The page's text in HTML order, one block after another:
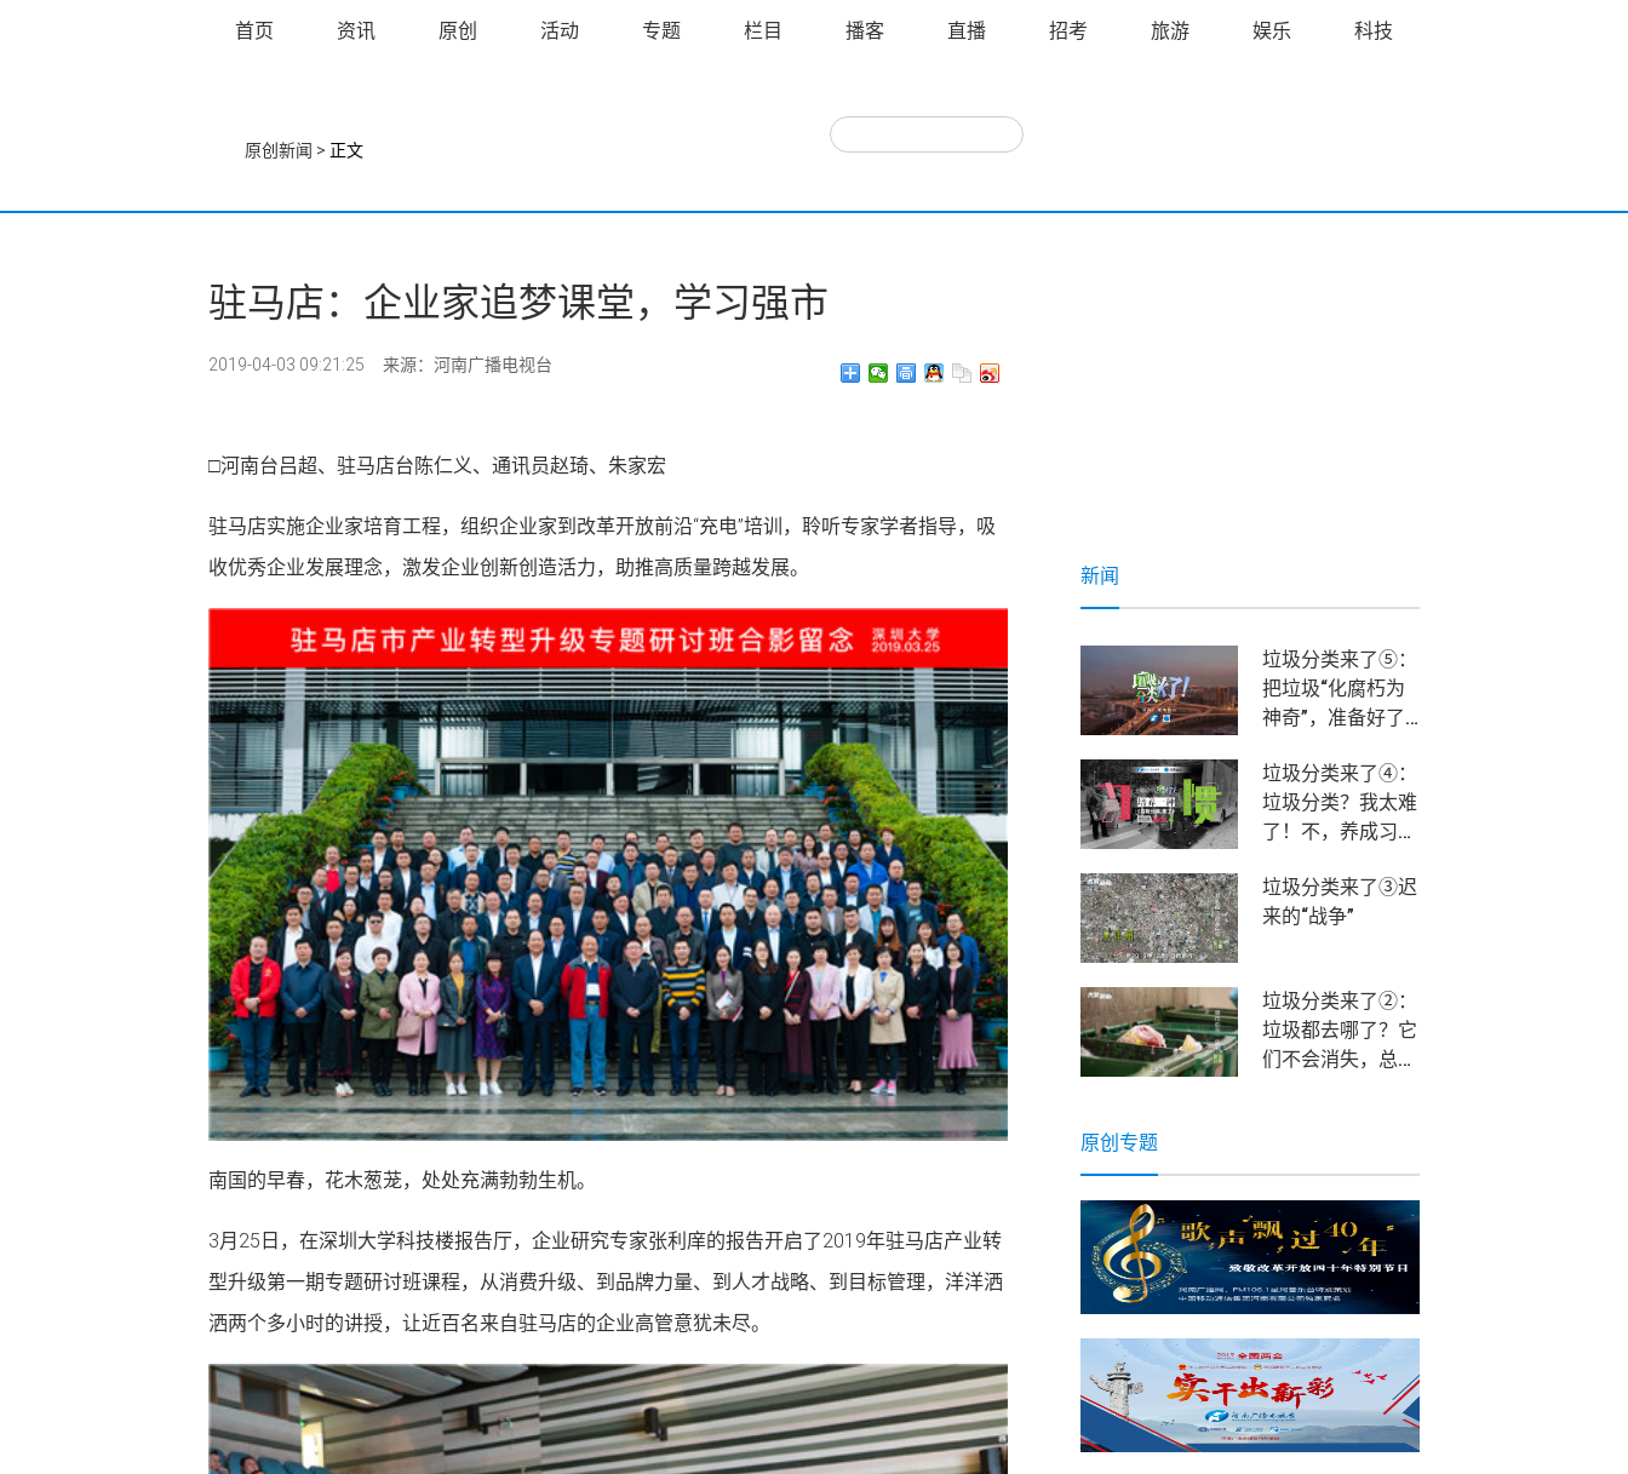
首页 资讯 原创 活动 专题 栏目 播客 直播 招考 旅游 娱乐 科技
原创新闻 > 正文
驻马店：企业家追梦课堂，学习强市
2019-04-03 09:21:25 来源：河南广播电视台
□河南台吕超、驻马店台陈仁义、通讯员赵琦、朱家宏
驻马店实施企业家培育工程，组织企业家到改革开放前沿“充电”培训，聆听专家学者指导，吸
收优秀企业发展理念，激发企业创新创造活力，助推高质量跨越发展。
南国的早春，花木葱茏，处处充满勃勃生机。
3月25日，在深圳大学科技楼报告厅，企业研究专家张利庠的报告开启了2019年驻马店产业转
型升级第一期专题研讨班课程，从消费升级、到品牌力量、到人才战略、到目标管理，洋洋洒
洒两个多小时的讲授，让近百名来自驻马店的企业高管意犹未尽。
新闻
垃圾分类来了⑤：
把垃圾“化腐朽为
神奇”，准备好了
了！
垃圾分类来了④：
垃圾分类？我太难
了！不，养成习惯
垃圾分类来了③迟
来的“战争”
垃圾分类来了②：
垃圾都去哪了？它
们不会消失，总有
原创专题